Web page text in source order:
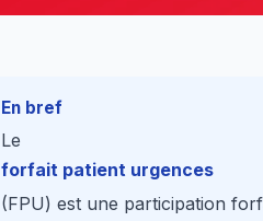
En bref
Le
forfait patient urgences
(FPU) est une participation